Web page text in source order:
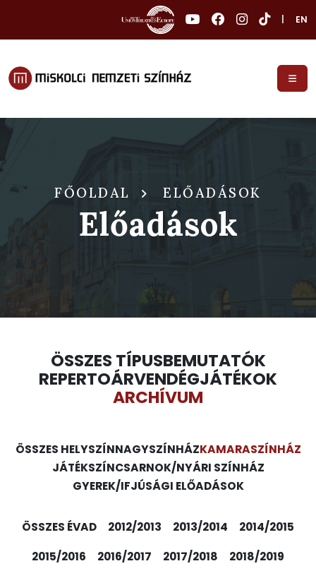
EN
FŐOLDAL ELŐADÁSOK
Előadások
ÖSSZES TÍPUSBEMUTATÓK
REPERTOÁRVENDÉGJÁTÉKOK
ARCHÍVUM
ÖSSZES HELYSZÍNNAGYSZÍNHÁZKAMARASZÍNHÁZ
JÁTÉKSZÍNCSARNOK/NYÁRI SZÍNHÁZ
GYEREK/IFJÚSÁGI ELŐADÁSOK
ÖSSZES ÉVAD 2012/2013 2013/2014
2014/2015
2015/2016
2016/2017 2017/2018
2018/2019